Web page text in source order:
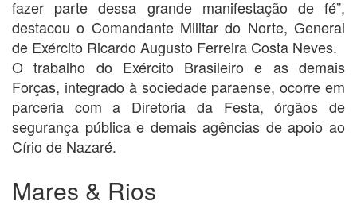
fazer parte dessa grande manifestação de fé”,
destacou o Comandante Militar do Norte, General
de Exército Ricardo Augusto Ferreira Costa Neves.
O trabalho do Exército Brasileiro e as demais
Forças, integrado à sociedade paraense, ocorre em
parceria com a Diretoria da Festa, órgãos de
segurança pública e demais agências de apoio ao
Círio de Nazaré.
Mares & Rios